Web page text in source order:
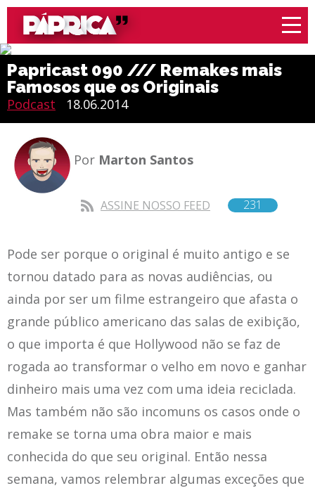
Papricast 090 /// Remakes mais
Famosos que os Originais
Podcast 18.06.2014
Por Marton Santos
ASSINE NOSSO FEED 231
Pode ser porque o original é muito antigo e se
tornou datado para as novas audiências, ou
ainda por ser um filme estrangeiro que afasta o
grande público americano das salas de exibição,
o que importa é que Hollywood não se faz de
rogada ao transformar o velho em novo e ganhar
dinheiro mais uma vez com uma ideia reciclada.
Mas também não são incomuns os casos onde o
remake se torna uma obra maior e mais
conhecida do que seu original. Então nessa
semana, vamos relembrar algumas exceções que